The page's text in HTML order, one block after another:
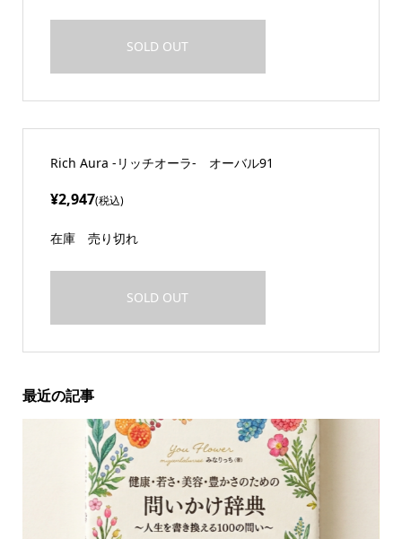
SOLD OUT
Rich Aura -リッチオーラ- オーバル91
¥2,947(税込)
在庫 売り切れ
SOLD OUT
最近の記事